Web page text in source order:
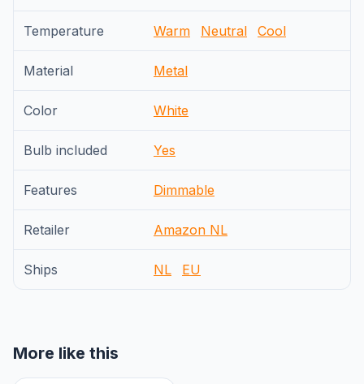
Temperature Warm Neutral Cool
Material Metal
Color White
Bulb included Yes
Features Dimmable
Retailer Amazon NL
Ships NL EU
More like this